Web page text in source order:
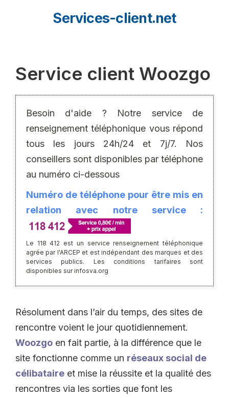
Services-client.net
Service client Woozgo
Besoin d'aide ? Notre service de
renseignement téléphonique vous répond
tous les jours 24h/24 et 7j/7. Nos
conseillers sont disponibles par téléphone
au numéro ci-dessous
Numéro de téléphone pour être mis en
relation avec notre service :
Le 118 412 est un service renseignement téléphonique
agrée par l'ARCEP et est indépendant des marques et des
services publics. Les conditions tarifaires sont
disponibles sur infosva.org
Résolument dans l’air du temps, des sites de
rencontre voient le jour quotidiennement.
Woozgo en fait partie, à la différence que le
site fonctionne comme un réseaux social de
célibataire et mise la réussite et la qualité des
rencontres via les sorties que font les